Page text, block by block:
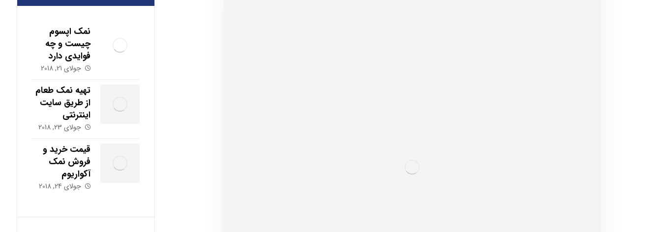
نمک اپسوم
چیست و چه
فوایدی دارد
جولای 21, 2018
تهیه نمک طعام
از طریق سایت
اینترنتی
جولای 23, 2018
قیمت خرید و
فروش نمک
آکواریوم
جولای 24, 2018